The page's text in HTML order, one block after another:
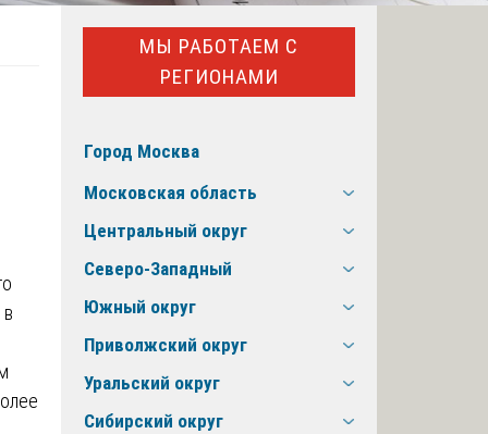
МЫ РАБОТАЕМ С
РЕГИОНАМИ
Город Москва
Московская область
Центральный округ
Северо-Западный
Южный округ
Приволжский округ
Уральский округ
Сибирский округ